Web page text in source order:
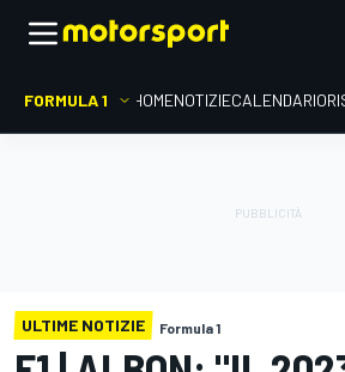
FORMULA 1 HOMENOTIZIECALENDARIO
ULTIME NOTIZIE Formula 1